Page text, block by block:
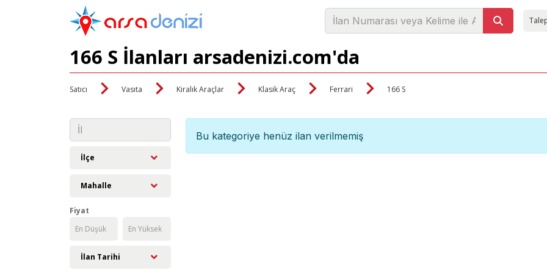
166 S İlanları arsadenizi.com'da
Satıcı Vasıta Kiralık Araçlar Klasik Araç Ferrari 166 S
İlçe
Mahalle
Fiyat
İlan Tarihi
Bu kategoriye henüz ilan verilmemiş